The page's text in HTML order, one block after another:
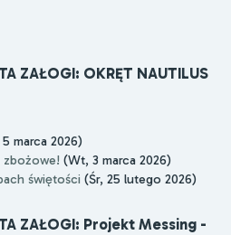
ZAŁOGI: OKRĘT NAUTILUS
marca 2026)
zbożowe! (Wt, 3 marca 2026)
świętości (Śr, 25 lutego 2026)
ZAŁOGI: Projekt Messing -